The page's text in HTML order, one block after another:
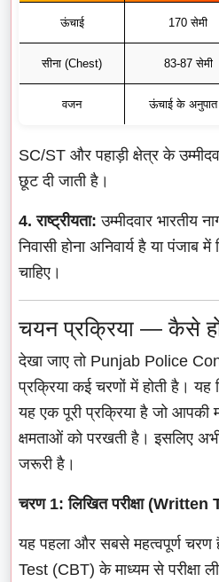
ऊंचाई 170 सेमी
सीना (Chest) 83-87 सेमी
वजन ऊंचाई के
SC/ST और पहाड़ी क्षेत्र के
छूट दी जाती है।
4. राष्ट्रीयता: उम्मीदवार भारतीय
निवासी होना अनिवार्य है या पंजाब
चाहिए।
चयन प्रक्रिया — कैसे
देखा जाए तो Punjab Police
प्रक्रिया कई चरणों में होती है। यह
यह एक पूरी प्रक्रिया है जो आपकी
क्षमताओं को परखती है। इसलिए
जरूरी है।
चरण 1: लिखित परीक्षा
यह पहला और सबसे महत्वपूर्ण
Test (CBT) के माध्यम से परीक्षा